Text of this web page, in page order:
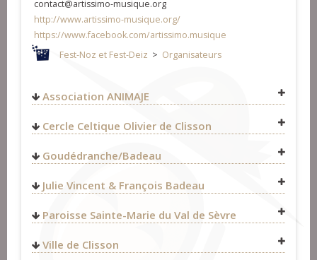
contact@artissimo-musique.org
http://www.artissimo-musique.org/
https://www.facebook.com/artissimo.musique
Fest-Noz et Fest-Deiz > Organisateurs
Association ANIMAJE
http://www.animaje.fr/
Cercle Celtique Olivier de Clisson
cercledeclisson@gmail.com
http://www.cercledeclisson.fr/
Goudédranche/Badeau
Julie Vincent & François Badeau
Paroisse Sainte-Marie du Val de Sèvre
Fest-Noz et Fest-Deiz> Organisateurs
Ville de Clisson